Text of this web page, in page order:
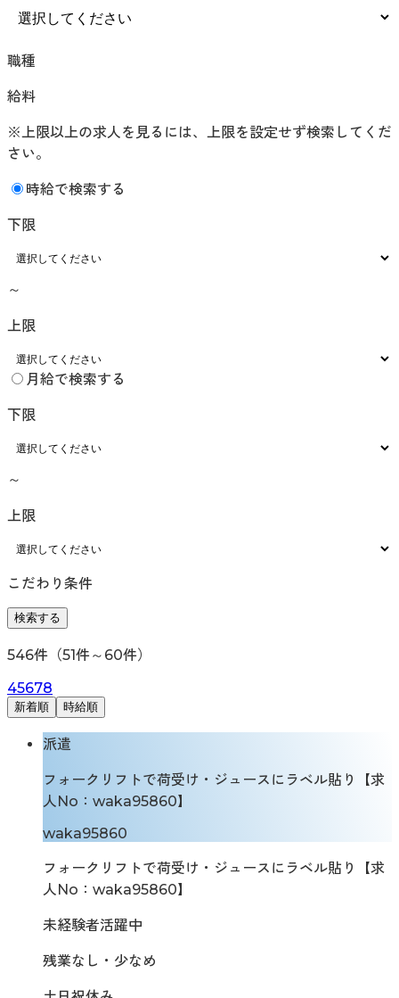
職種
給料
※上限以上の求人を見るには、上限を設定せず検索してくだ
さい。
時給で検索する
下限
～
上限
月給で検索する
下限
～
上限
こだわり条件
検索する
546件（51件～ 60件）
45678
新着順 時給順
派遣
フォークリフトで荷受け・ジュースにラベル貼り【求
人No：waka95860】
waka95860
フォークリフトで荷受け・ジュースにラベル貼り【求
人No：waka95860】
未経験者活躍中
残業なし・少なめ